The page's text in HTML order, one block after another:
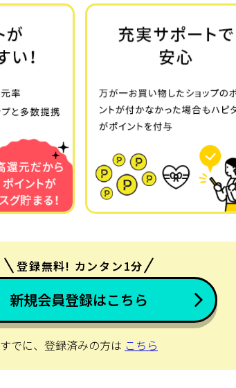
登録無料! カンタン1分
新規会員登録はこちら
すでに、登録済みの方は こちら